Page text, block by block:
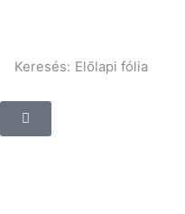
Keresés: Előlapi fólia